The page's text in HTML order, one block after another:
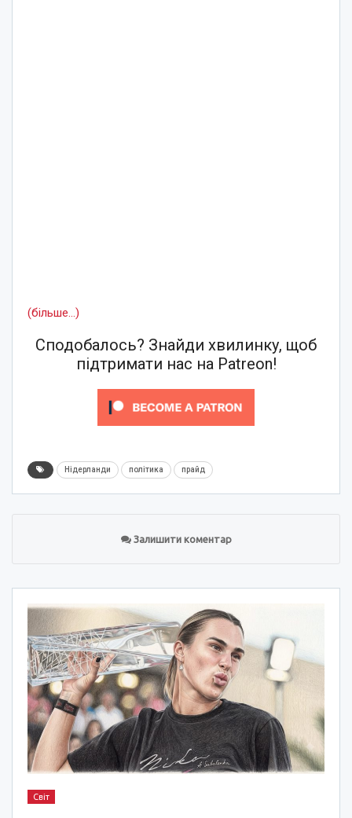
(більше…)
Сподобалось? Знайди хвилинку, щоб
підтримати нас на Patreon!
Нідерланди політика прайд
Залишити коментар
Світ